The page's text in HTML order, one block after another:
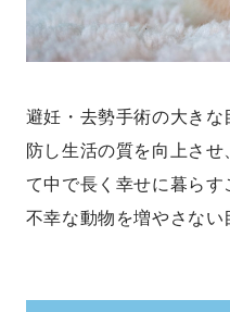
避妊・去勢手術の大き
防し生活の質を向上さ
て中で長く幸せに暮ら
不幸な動物を増やさない